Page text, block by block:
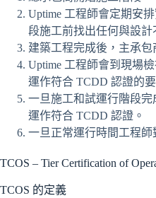
Uptime 工程師會定期安
段施工前找出任何與設計
建築工程完成後，主承
Uptime 工程師會到現場
運作符合 TCDD 認證的要
一旦施工和試運行階段
運作符合 TCDD 認證。
一旦正常運行時間工程師
TCOS – Tier Certification of
TCOS 的定義